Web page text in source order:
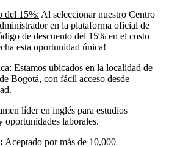
del 15%: Al seleccionar nuestro Centro
en la plataforma oficial de
de descuento del 15% en el costo
esta oportunidad única!
Estamos ubicados en la localidad de
Bogotá, con fácil acceso desde
líder en inglés para estudios
oportunidades laborales.
Aceptado por más de 10,000